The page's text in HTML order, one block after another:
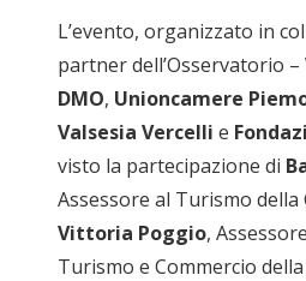
L’evento, organizzato in
partner dell’Osservatorio –
DMO, Unioncamere
Valsesia Vercelli e
visto la partecipazione di
Assessore al Turismo della
Vittoria Poggio,
Turismo e Commercio